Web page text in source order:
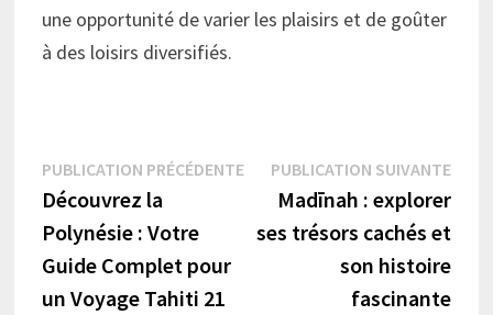
une opportunité de varier les plaisirs et de goûter
à des loisirs diversifiés.
Navigation
de
l’article
PUBLICATION PRÉCÉDENTEPublication
précédente :
Découvrez la
Polynésie : Votre
Guide Complet pour
un Voyage Tahiti 21
PUBLICATION SUIVANTE
Madīnah : explorer
ses trésors cachés et
son histoire
fascinante